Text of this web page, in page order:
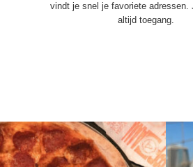
vindt je snel je favoriete adressen.
altijd toegang.